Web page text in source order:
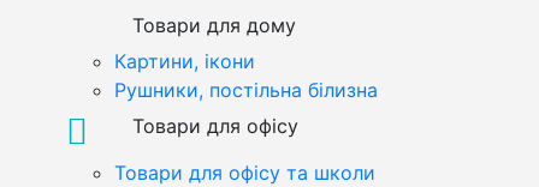
Товари для дому
Картини, ікони
Рушники, постільна білизна
Товари для офісу
Товари для офісу та школи